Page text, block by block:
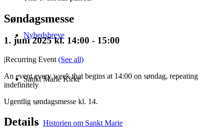
Nyhedsbreve
Sankt Marie Kirke
Historien om Sankt Marie
Søndagsmesse
1. juni 2025 kl. 14:00 - 15:00
|Recurring Event (See all)
An event every week that begins at 14:00 on søndag, repeating
indefinitely
Ugentlig søndagsmesse kl. 14.
Details